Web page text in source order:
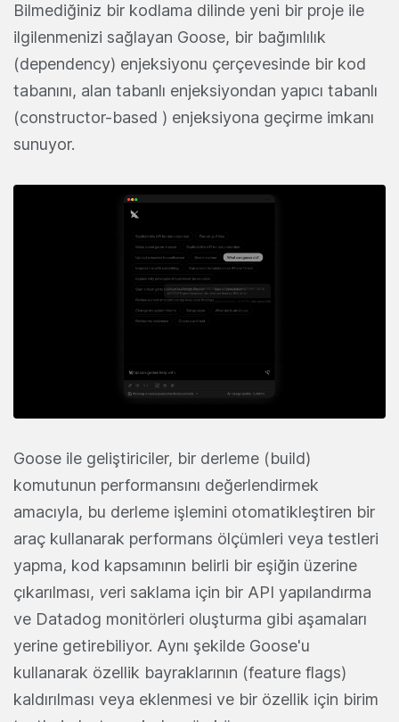
Bilmediğiniz bir kodlama dilinde yeni bir proje ile
ilgilenmenizi sağlayan Goose, bir bağımlılık
(dependency) enjeksiyonu çerçevesinde bir kod
tabanını, alan tabanlı enjeksiyondan yapıcı tabanlı
(constructor-based ) enjeksiyona geçirme imkanı
sunuyor.
Goose ile geliştiriciler, bir derleme (build)
komutunun performansını değerlendirmek
amacıyla, bu derleme işlemini otomatikleştiren bir
araç kullanarak performans ölçümleri veya testleri
yapma, kod kapsamının belirli bir eşiğin üzerine
çıkarılması, veri saklama için bir API yapılandırma
ve Datadog monitörleri oluşturma gibi aşamaları
yerine getirebiliyor. Aynı şekilde Goose'u
kullanarak özellik bayraklarının (feature flags)
kaldırılması veya eklenmesi ve bir özellik için birim